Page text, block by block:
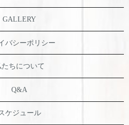
GALLERY
バシーポリシー
たちについて
Q&A
ケジュール